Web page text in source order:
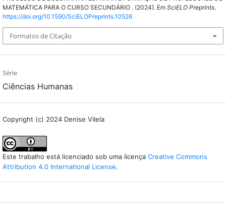
MATEMÁTICA PARA O CURSO SECUNDÁRIO . (2024). Em SciELO Preprints.
https://doi.org/10.1590/SciELOPreprints.10526
Formatos de Citação
Série
Ciências Humanas
Copyright (c) 2024 Denise Vilela
Este trabalho está licenciado sob uma licença Creative Commons
Attribution 4.0 International License.